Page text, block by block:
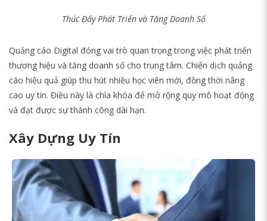
Thúc Đẩy Phát Triển và Tăng Doanh Số
Quảng cáo Digital đóng vai trò quan trọng trong việc phát triển
thương hiệu và tăng doanh số cho trung tâm. Chiến dịch quảng
cáo hiệu quả giúp thu hút nhiều học viên mới, đồng thời nâng
cao uy tín. Điều này là chìa khóa để mở rộng quy mô hoạt động
và đạt được sự thành công dài hạn.
Xây Dựng Uy Tín